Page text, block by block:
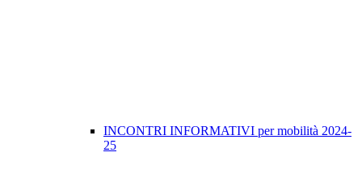
INCONTRI INFORMATIVI per mobilità 2024-
25